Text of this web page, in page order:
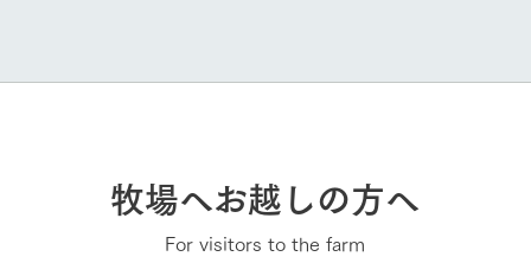
牧場へお越しの方へ
For visitors to the farm